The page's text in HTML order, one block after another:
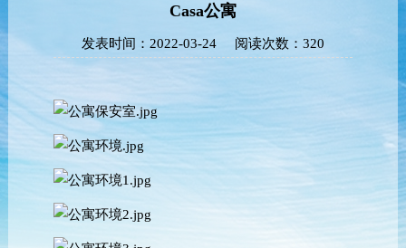
Casa公寓
发表时间： 2022-03-24阅读次数： 320